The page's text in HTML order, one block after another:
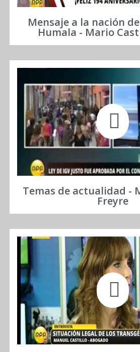
Mensaje a la nación
Humala - Mario
Temas de actualidad -
Freyre